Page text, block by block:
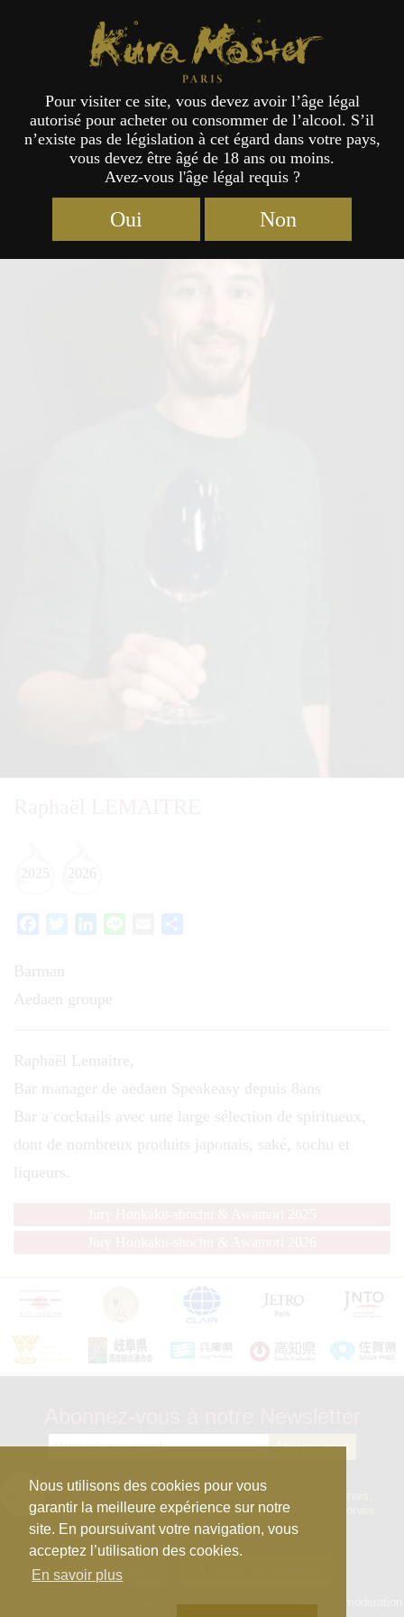
Nous utilisons des cookies pour vous
garantir la meilleure expérience sur notre
site. En poursuivant votre navigation, vous
acceptez l’utilisation des cookies.
En savoir plus
Jury
2025 2026
FacebookTwitterLinkedIn Email
Barman
Aedaen groupe
Raphaël Lemaitre,
Bar manager de aedaen Speakeasy depuis 8ans
Bar a cocktails avec une large sélection de spiritueux,
dont de nombreux produits japonais, saké, sochu et
liqueurs.
kura_master_fr
【10e édition : le 27 avril 2026】Concours de Sakés japonais,
d’Honkaku Shochu & Awamori, de Liqueurs et de Vins japonais.
Afficher plus...
L’abus d’alcool est dangeureux pour la santé, à consommer avec moderation
Kura Master Paris
Pour visiter ce site, vous devez avoir l’âge légal
autorisé pour acheter ou consommer de l’alcool. S’il
n’existe pas de législation à cet égard dans votre pays,
vous devez être âgé de 18 ans ou moins.
Avez-vous l'âge légal requis ?
Oui Non